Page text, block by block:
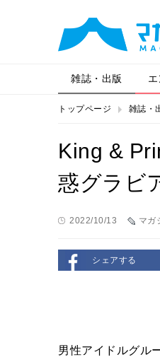
雑誌・出版
トップページ 雑誌・
King &
惑グラビ
2022/10/13 マガ
シェアする
男性アイドルグル